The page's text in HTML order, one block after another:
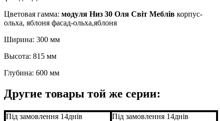
Цветовая гамма: модуля Низ 30 Оля Світ Меблів корпус-
ольха, яблоня фасад-ольха,яблоня
Ширина: 300 мм
Высота: 815 мм
Глубина: 600 мм
Другие товары той же серии:
Під замовлення 14днів Під замовлення 14днів